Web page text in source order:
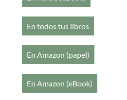
En todos tus libros
En Amazon (papel)
En Amazon (eBook)